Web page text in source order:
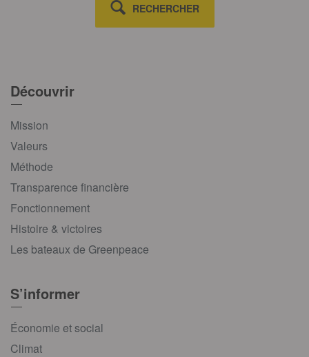
RECHERCHER
Découvrir
Mission
Valeurs
Méthode
Transparence financière
Fonctionnement
Histoire & victoires
Les bateaux de Greenpeace
S’informer
Économie et social
Climat